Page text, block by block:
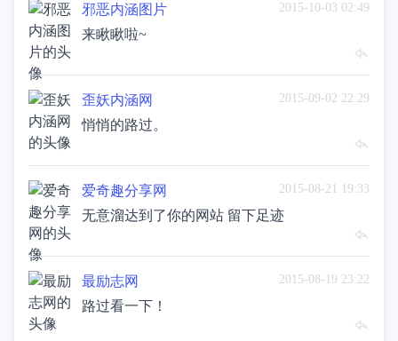
2015-10-03 02:49
邪恶内涵图片
来瞅瞅啦~
2015-09-02 22:29
歪妖内涵网
悄悄的路过。
2015-08-21 19:33
爱奇趣分享网
无意溜达到了你的网站 留下足迹
2015-08-19 23:22
最励志网
路过看一下！